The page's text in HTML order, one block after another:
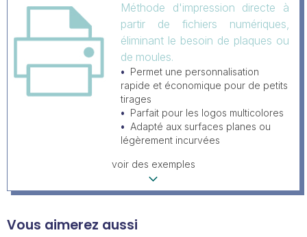
Méthode d'impression directe à
partir de fichiers numériques,
éliminant le besoin de plaques ou
de moules.
Permet une personnalisation
rapide et économique pour de petits
tirages
Parfait pour les logos multicolores
Adapté aux surfaces planes ou
légèrement incurvées
voir des exemples
Vous aimerez aussi